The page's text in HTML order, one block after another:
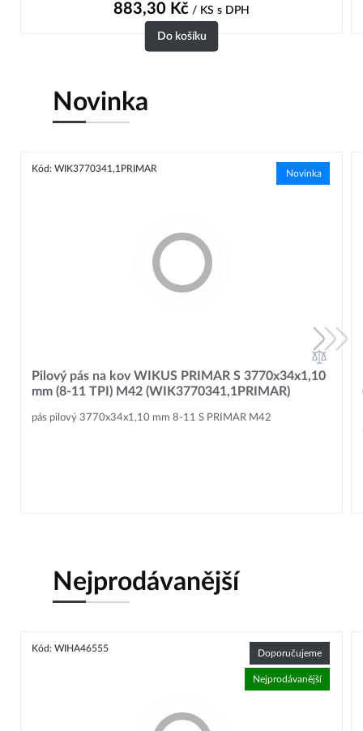
883,30 Kč / KS s DPH
Do košíku
Novinka
Kód: WIK3770341,1PRIMAR Novinka
Pilový pás na kov WIKUS PRIMAR S 3770x34x1,10
mm (8-11 TPI) M42 (WIK3770341,1PRIMAR)
pás pilový 3770x34x1,10 mm 8-11 S PRIMAR M42
Nejprodávanější
Kód: WIHA46555 Doporučujeme
Nejprodávanější